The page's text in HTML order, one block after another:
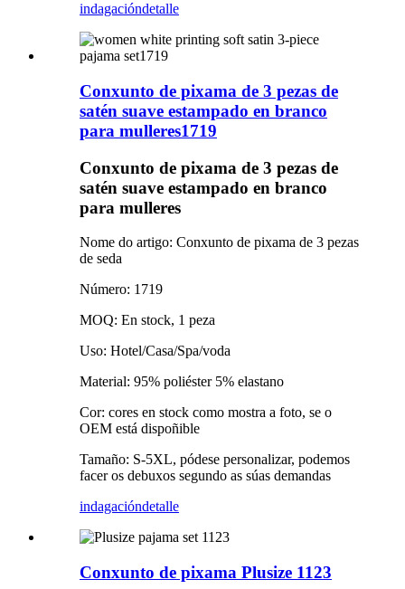
indagacióndetalle
Conxunto de pixama de 3 pezas de
satén suave estampado en branco
para mulleres1719
Conxunto de pixama de 3 pezas de
satén suave estampado en branco
para mulleres
Nome do artigo: Conxunto de pixama de 3 pezas
de seda
Número: 1719
MOQ: En stock, 1 peza
Uso: Hotel/Casa/Spa/voda
Material: 95% poliéster 5% elastano
Cor: cores en stock como mostra a foto, se o
OEM está dispoñible
Tamaño: S-5XL, pódese personalizar, podemos
facer os debuxos segundo as súas demandas
indagacióndetalle
Conxunto de pixama Plusize 1123